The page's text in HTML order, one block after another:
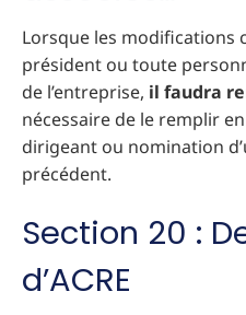
Lorsque les modifications
président ou toute
de l’entreprise, il faudra
nécessaire de le remplir
dirigeant ou nomination
précédent.
Section 20 :
d’ACRE